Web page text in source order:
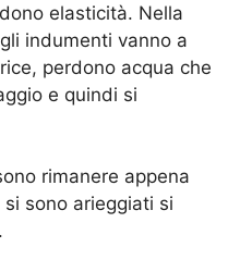
elasticità. Nella
indumenti vanno a
perdono acqua che
e quindi si
rimanere appena
sono arieggiati si